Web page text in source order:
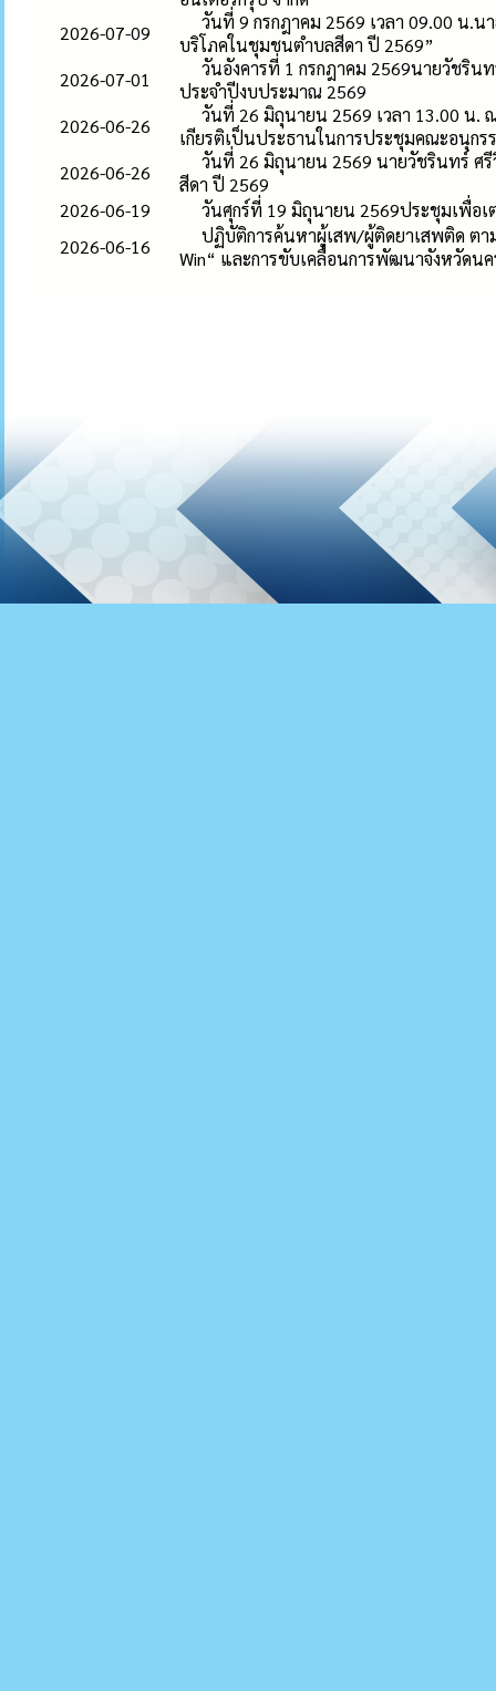
2026-07-09
วันที่ 9 กรกฎาคม 2569 เวลา 09.00 น.น
บริโภคในชุมชนตำบลสีดา ปี 2569”
2026-07-01
วันอังคารที่ 1 กรกฎาคม 2569นายวัชริน
ประจำปีงบประมาณ 2569
2026-06-26
วันที่ 26 มิถุนายน 2569 เวลา 13.00 น.
เกียรติเป็นประธานในการประชุมคณะอนุกร
2026-06-26
วันที่ 26 มิถุนายน 2569 นายวัชรินทร์ ศรี
สีดา ปี 2569
2026-06-19
วันศุกร์ที่ 19 มิถุนายน 2569ประชุมเพื่อเ
2026-06-16
ปฏิบัติการค้นหาผู้เสพ/ผู้ติดยาเสพติด ต
Win“ และการขับเคลื่อนการพัฒนาจังหวัดนค